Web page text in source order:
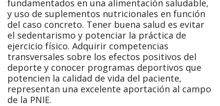
fundamentados en una alimentación saludable,
y uso de suplementos nutricionales en función
del caso concreto. Tener buena salud es evitar
el sedentarismo y potenciar la práctica de
ejercicio físico. Adquirir competencias
transversales sobre los efectos positivos del
deporte y conocer programas deportivos que
potencien la calidad de vida del paciente,
representan una excelente aportación al campo
de la PNIE.